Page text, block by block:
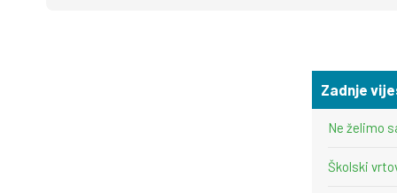
Zadnje
Ne želimo
Školski